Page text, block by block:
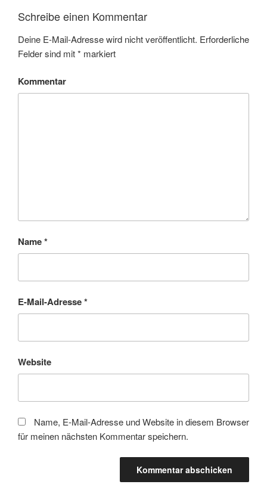
Schreibe einen Kommentar
Deine E-Mail-Adresse wird nicht veröffentlicht. Erforderliche
Felder sind mit* markiert
Kommentar
Name*
E-Mail-Adresse*
Website
Name, E-Mail-Adresse und Website in diesem Browser
für meinen nächsten Kommentar speichern.